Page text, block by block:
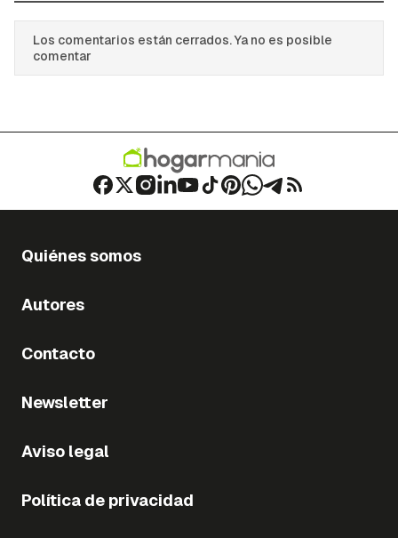
Los comentarios están cerrados. Ya no es posible
comentar
Quiénes somos
Autores
Contacto
Newsletter
Aviso legal
Política de privacidad